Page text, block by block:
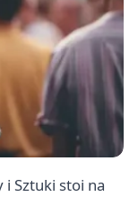
Sztuki stoi na